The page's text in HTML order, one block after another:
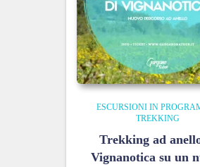
ESCURSIONI IN
TREKKING
Trekking ad
Vignanotica su un